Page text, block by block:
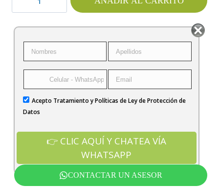
PLASTICA
FLUSH
Acepto Tratamiento y Políticas de Ley de Protección de
Datos
CONTACTAR UN ASESOR